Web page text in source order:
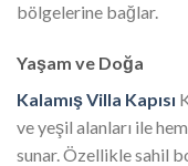
bölgelerine bağlar.
Yaşam ve Doğa
Kalamış Villa Kapısı
ve yeşil alanları ile
sunar. Özellikle sahil